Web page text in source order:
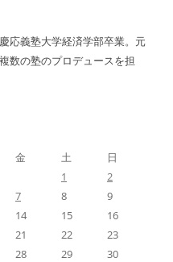
応義塾大学経済学部卒業。元
数の塾のプロデュースを担
金 土
日
1
2
7 8
9
14 15
16
21 22
23
28 29
30